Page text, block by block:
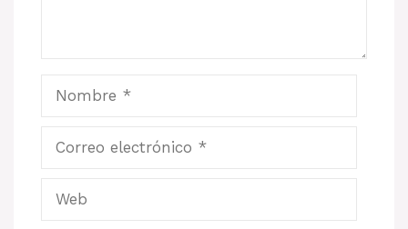
electrónico